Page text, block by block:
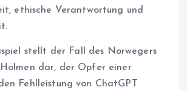
ethische Verantwortung und
stellt der Fall des Norwegers
dar, der Opfer einer
Fehlleistung von ChatGPT